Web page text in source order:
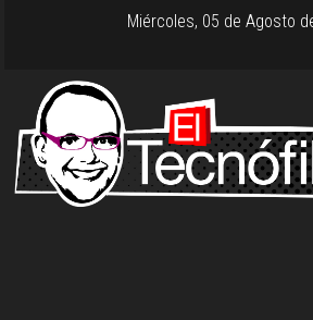
Miércoles, 05 de Agosto